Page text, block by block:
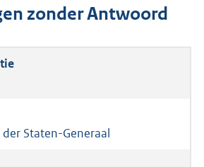
zonder Antwoord
Staten-Generaal